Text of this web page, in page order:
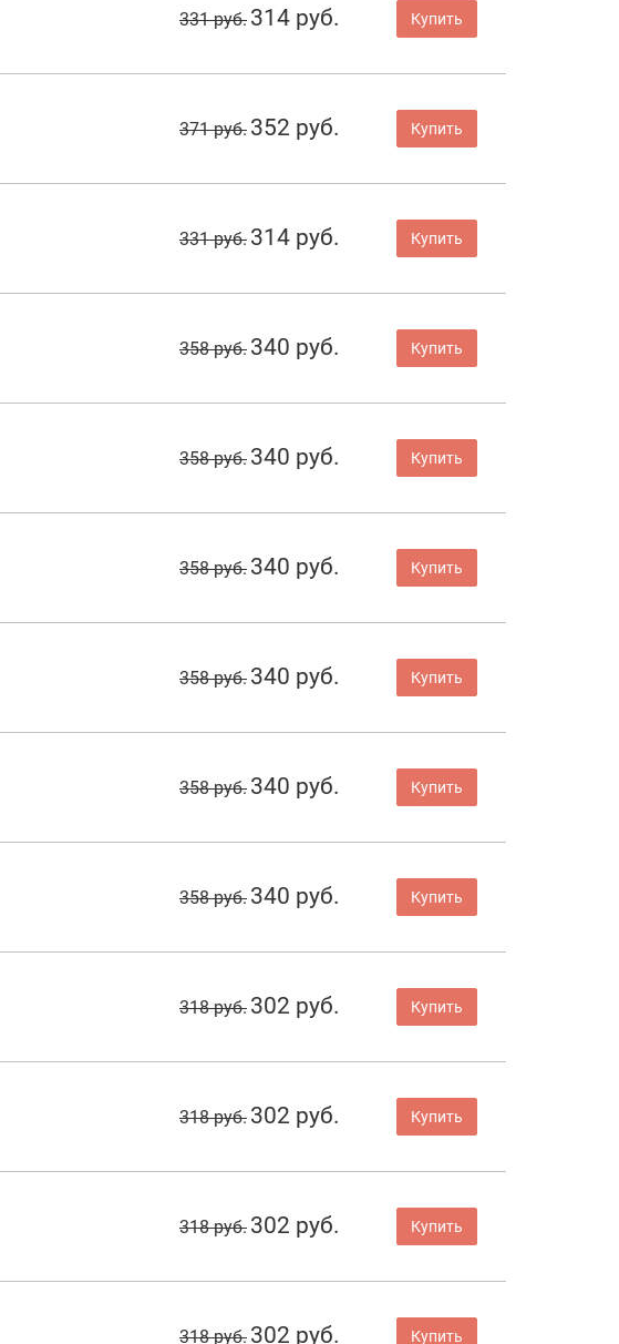
331 руб. 314 руб. Купить
371 руб. 352 руб. Купить
331 руб. 314 руб. Купить
358 руб. 340 руб. Купить
358 руб. 340 руб. Купить
358 руб. 340 руб. Купить
358 руб. 340 руб. Купить
358 руб. 340 руб. Купить
358 руб. 340 руб. Купить
318 руб. 302 руб. Купить
318 руб. 302 руб. Купить
318 руб. 302 руб. Купить
318 руб. 302 руб. Купить